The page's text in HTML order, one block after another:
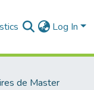
Log In
de Master